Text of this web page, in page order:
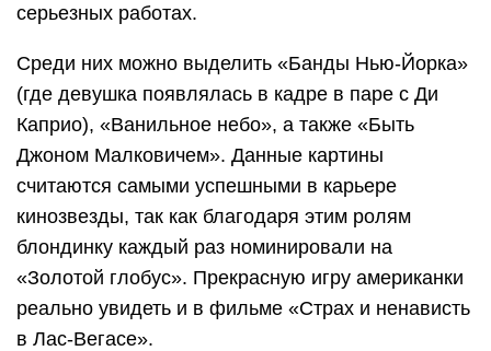
серьезных работах.
Среди них можно выделить «Банды Нью-Йорка»
(где девушка появлялась в кадре в паре с Ди
Каприо), «Ванильное небо», а также «Быть
Джоном Малковичем». Данные картины
считаются самыми успешными в карьере
кинозвезды, так как благодаря этим ролям
блондинку каждый раз номинировали на
«Золотой глобус». Прекрасную игру американки
реально увидеть и в фильме «Страх и ненависть
в Лас-Вегасе».